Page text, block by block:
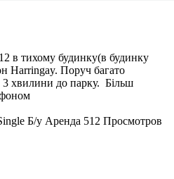
в тихому будинку(в будинку
Harringay. Поруч багато
3 хвилини до парку. Більш
Б/у Аренда 512 Просмотров